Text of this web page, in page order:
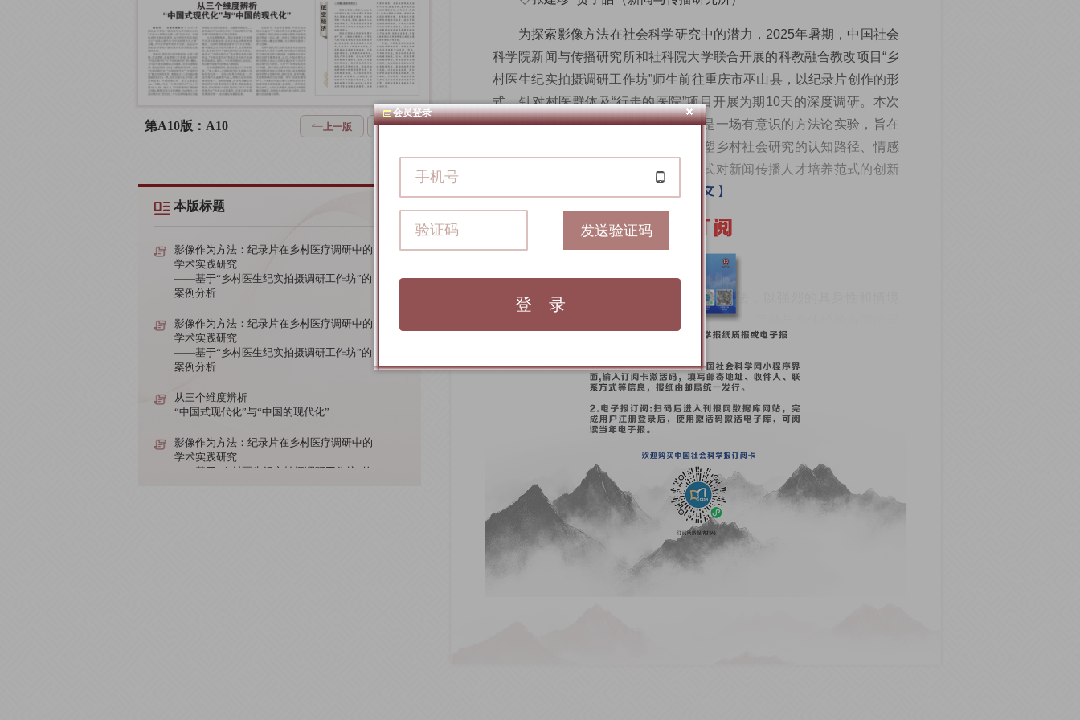
第A10版：A10 上一版 下一版
本版标题
影像作为方法：纪录片在乡村医疗调研中的
学术实践研究
——基于“乡村医生纪实拍摄调研工作坊”的
案例分析
影像作为方法：纪录片在乡村医疗调研中的
学术实践研究
——基于“乡村医生纪实拍摄调研工作坊”的
案例分析
从三个维度辨析
“中国式现代化”与“中国的现代化”
影像作为方法：纪录片在乡村医疗调研中的
学术实践研究
——基于“乡村医生纪实拍摄调研工作坊”的
为探索影像方法在社会科学研究中的潜力，2025年暑期，中国社会
科学院新闻与传播研究所和社科院大学联合开展的科教融合教改项目“乡
村医生纪实拍摄调研工作坊”师生前往重庆市巫山县，以纪录片创作的形
式，针对村医群体及“行走的医院”项目开展为期10天的深度调研。本次
工作坊不仅是一次教学实践活动，更是一场有意识的方法论实验，旨在
论证影像如何作为一种研究方法，重塑乡村社会研究的认知路径、情感
结构与话语形态，并思考科教融合模式对新闻传播人才培养范式的创新
镜头作为研究工具：
影像民族志作为一种社会科学研究方法，以强烈的具身性和情境
性，突破了传统文本和量化研究在捕捉情感、互动与身体经验方面的局
限。该方法不仅拓展了研究者对现象的理解维度，更通过视听语言生成
一种“深描”式的高度真实，从而推动社会科学知识生产从“抽象叙述”向“具
身呈现”的范式转型。
会员登录
发送验证码